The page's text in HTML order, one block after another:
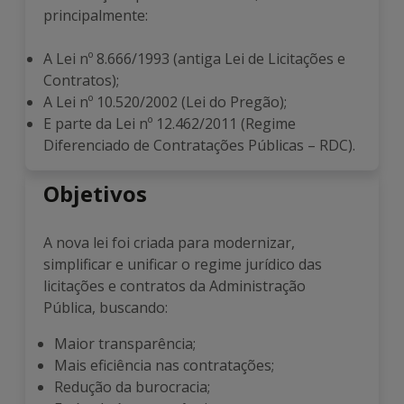
principalmente:
A Lei nº 8.666/1993 (antiga Lei de Licitações e
Contratos);
A Lei nº 10.520/2002 (Lei do Pregão);
E parte da Lei nº 12.462/2011 (Regime
Diferenciado de Contratações Públicas – RDC).
Objetivos
A nova lei foi criada para modernizar,
simplificar e unificar o regime jurídico das
licitações e contratos da Administração
Pública, buscando:
Maior transparência;
Mais eficiência nas contratações;
Redução da burocracia;